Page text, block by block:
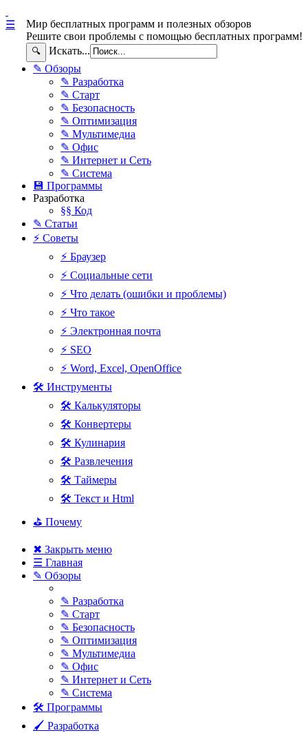
Мир бесплатных программ и полезных обзоров
Решите свои проблемы с помощью бесплатных программ!
🔍 Искать...
☰
✎ Обзоры
✎ Разработка
✎ Старт
✎ Безопасность
✎ Оптимизация
✎ Мультимедиа
✎ Офис
✎ Интернет и Сеть
✎ Система
💾 Программы
Разработка
§§ Код
✎ Статьи
⚡ Советы
⚡ Браузер
⚡ Социальные сети
⚡ Что делать (ошибки и проблемы)
⚡ Что такое
⚡ Электронная почта
⚡ SEO
⚡ Word, Excel, OpenOffice
🛠 Инструменты
🛠 Калькуляторы
🛠 Конвертеры
🛠 Кулинария
🛠 Развлечения
🛠 Таймеры
🛠 Текст и Html
⛳ Почему
✖ Закрыть меню
☰ Главная
✎ Обзоры
✎ Разработка
✎ Старт
✎ Безопасность
✎ Оптимизация
✎ Мультимедиа
✎ Офис
✎ Интернет и Сеть
✎ Система
🛠 Программы
🖌 Разработка